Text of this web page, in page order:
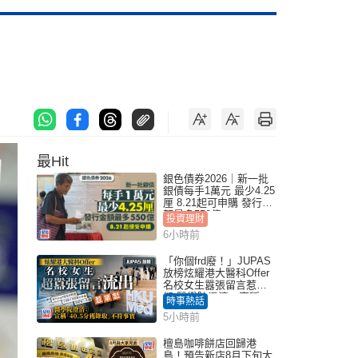
最Hit
銀色債券2026｜新一批
銀債每手1萬元 最少4.25
厘 8.21起可申購 發行金
額最多550億
投資理財
6小時前
「你個frd廢！」JUPAS
放榜炫耀港大醫科Offer
名校女生囂張留言惹眾
怒 醫學院澄清：宣稱
「40.5分獲錄取」不符事
實｜Juicy叮
時事熱話
5小時前
檀島咖啡餅店回歸港
島！預告新店8月下旬太